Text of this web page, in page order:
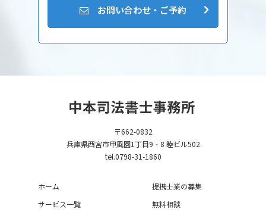
お問い合わせ・ご予約
〒662-0832
兵庫県西宮市甲風園1丁目9‐8 睦ビル502
tel.0798-31-1860
ホーム
サービス一覧
提携士業の募集
無料相談